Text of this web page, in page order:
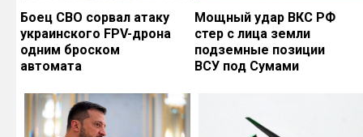
Боец СВО сорвал атаку
украинского FPV-дрона
одним броском
автомата
Мощный удар ВКС РФ
стер с лица земли
подземные позиции
ВСУ под Сумами